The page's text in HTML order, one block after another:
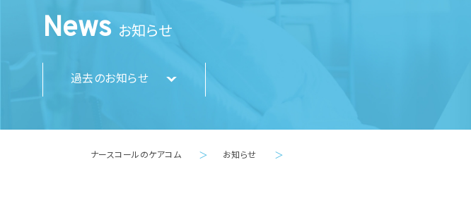
News お知らせ
過去のお知らせ
ナースコールのケアコム ＞ お知らせ ＞